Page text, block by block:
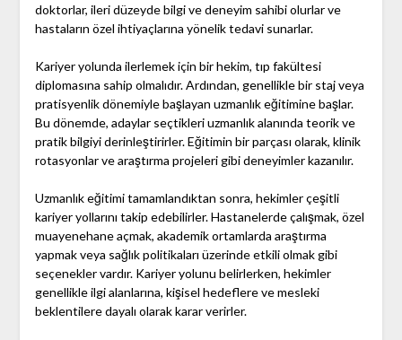
doktorlar, ileri düzeyde bilgi ve deneyim sahibi olurlar ve
hastaların özel ihtiyaçlarına yönelik tedavi sunarlar.
Kariyer yolunda ilerlemek için bir hekim, tıp fakültesi
diplomasına sahip olmalıdır. Ardından, genellikle bir staj veya
pratisyenlik dönemiyle başlayan uzmanlık eğitimine başlar.
Bu dönemde, adaylar seçtikleri uzmanlık alanında teorik ve
pratik bilgiyi derinleştirirler. Eğitimin bir parçası olarak, klinik
rotasyonlar ve araştırma projeleri gibi deneyimler kazanılır.
Uzmanlık eğitimi tamamlandıktan sonra, hekimler çeşitli
kariyer yollarını takip edebilirler. Hastanelerde çalışmak, özel
muayenehane açmak, akademik ortamlarda araştırma
yapmak veya sağlık politikaları üzerinde etkili olmak gibi
seçenekler vardır. Kariyer yolunu belirlerken, hekimler
genellikle ilgi alanlarına, kişisel hedeflere ve mesleki
beklentilere dayalı olarak karar verirler.